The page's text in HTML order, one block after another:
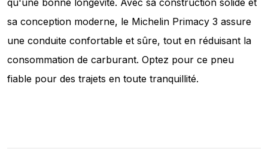
sa conception moderne, le Michelin Primacy 3 assure
une conduite confortable et sûre, tout en réduisant la
consommation de carburant. Optez pour ce pneu
fiable pour des trajets en toute tranquillité.